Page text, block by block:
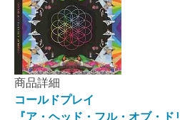
商品詳細
コールドプレイ
『ア・ヘッド・フル・オブ・ド